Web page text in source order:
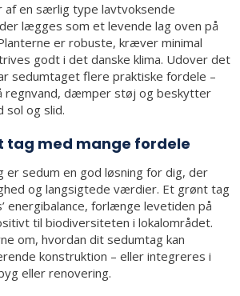
af en særlig type lavtvoksende
lægges som et levende lag oven på
er robuste, kræver minimal
godt i det danske klima. Udover det
sedumtaget flere praktiske fordele –
regnvand, dæmper støj og beskytter
sol og slid.
tag med mange fordele
er sedum en god løsning for dig, der
og langsigtede værdier. Et grønt tag
energibalance, forlænge levetiden på
til biodiversiteten i lokalområdet.
om, hvordan dit sedumtag kan
konstruktion – eller integreres i
eller renovering.